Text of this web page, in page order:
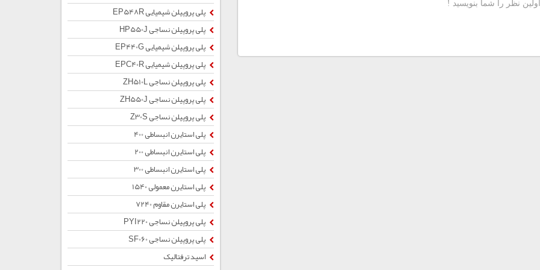
پلی پروپیلن شیمیایی EP548R
پلی پروپیلن نساجی HP550J
پلی پروپیلن شیمیایی EP440G
پلی پروپیلن شیمیایی EPC40R
پلی پروپیلن نساجی ZH510L
پلی پروپیلن نساجی ZH550J
پلی پروپیلن نساجی Z30S
پلی استایرن انبساطی 400
پلی استایرن انبساطی 200
پلی استایرن انبساطی 300
پلی استایرن معمولی 1540
پلی استایرن مقاوم 7240
پلی پروپیلن نساجی PYI220
پلی پروپیلن نساجی SF060
اسید ترفتالیک